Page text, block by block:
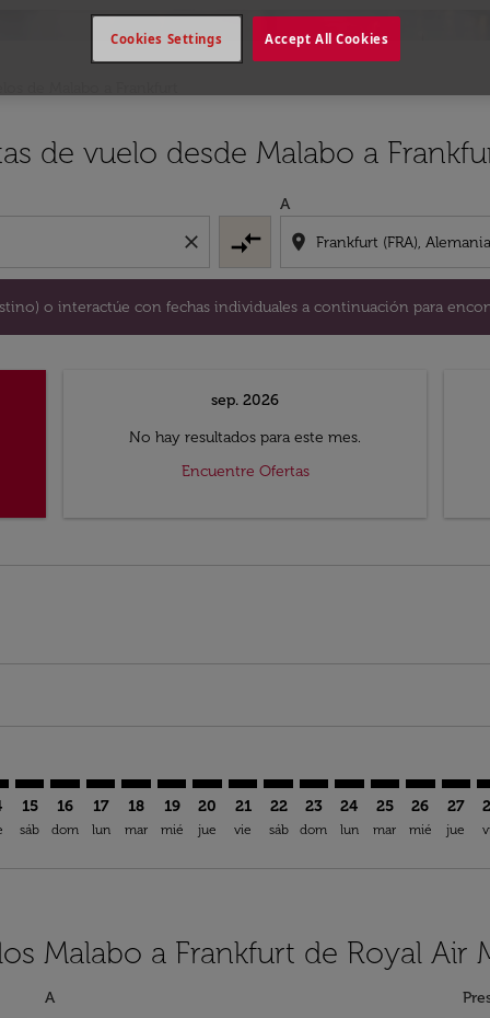
de vuelo desde Malabo a
close compare_arrows
A
location_on
o interactúe con fechas individuales a continuación para
destino) o interactúe con fechas individuales a
sep. 2026
No hay resultados para este mes.
Encuentre Ofertas
15
sáb
16
dom
17
lun
18
mar
SSG–FRA: cmp-view-offers-disclaimer.
19
mié
SSG–FRA: cmp-view-offers-
20
jue
SSG–FRA: cmp-view-offers-
21
vie
SSG–FRA: cmp-view-
22
sáb
SSG–FRA: cmp-view-
23
dom
SSG–FRA: cmp-
24
lun
SSG–FRA:
25
mar
26
mié
27
jue
Malabo a Frankfurt de Royal Air
A
Accept All Cookies
Cookies Settings